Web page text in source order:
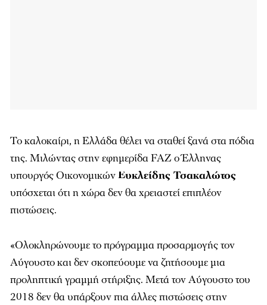
Το καλοκαίρι, η Ελλάδα θέλει να σταθεί ξανά στα πόδια
της. Μιλώντας στην εφημερίδα FAZ ο Έλληνας
υπουργός ΟικονομικώνΕυκλείδης Τσακαλώτος
υπόσχεται ότι η χώρα δεν θα χρειαστεί επιπλέον
πιστώσεις.
«Ολοκληρώνουμε το πρόγραμμα προσαρμογής τον
Αύγουστο και δεν σκοπεύουμε να ζητήσουμε μια
προληπτική γραμμή στήριξης. Μετά τον Αύγουστο του
2018 δεν θα υπάρξουν πια άλλες πιστώσεις στην